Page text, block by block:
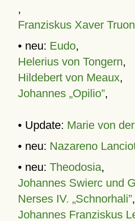
,
Franziskus Xaver
• neu: Eudo,
Helerius von Tongern,
Hildebert von Meaux,
Johannes „Opilio”,
• Update: Marie von
• neu: Nazareno
• neu: Theodosia,
Johannes Swierc und
Nerses IV. „Schnorhali”,
Johannes Franziskus